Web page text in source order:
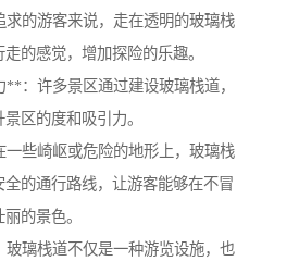
的游客来说，走在透明的玻璃栈
的感觉，增加探险的乐趣。
：许多景区通过建设玻璃栈道，
区的度和吸引力。
些崎岖或危险的地形上，玻璃栈
的通行路线，让游客能够在不冒
的景色。
璃栈道不仅是一种游览设施，也